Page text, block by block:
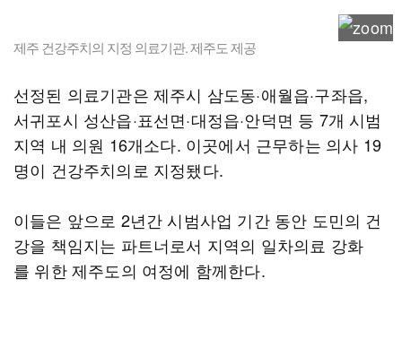
제주 건강주치의 지정 의료기관. 제주도 제공
선정된 의료기관은 제주시 삼도동·애월읍·구좌읍,
서귀포시 성산읍·표선면·대정읍·안덕면 등 7개 시범
지역 내 의원 16개소다. 이곳에서 근무하는 의사 19
명이 건강주치의로 지정됐다.
이들은 앞으로 2년간 시범사업 기간 동안 도민의 건
강을 책임지는 파트너로서 지역의 일차의료 강화
를 위한 제주도의 여정에 함께한다.